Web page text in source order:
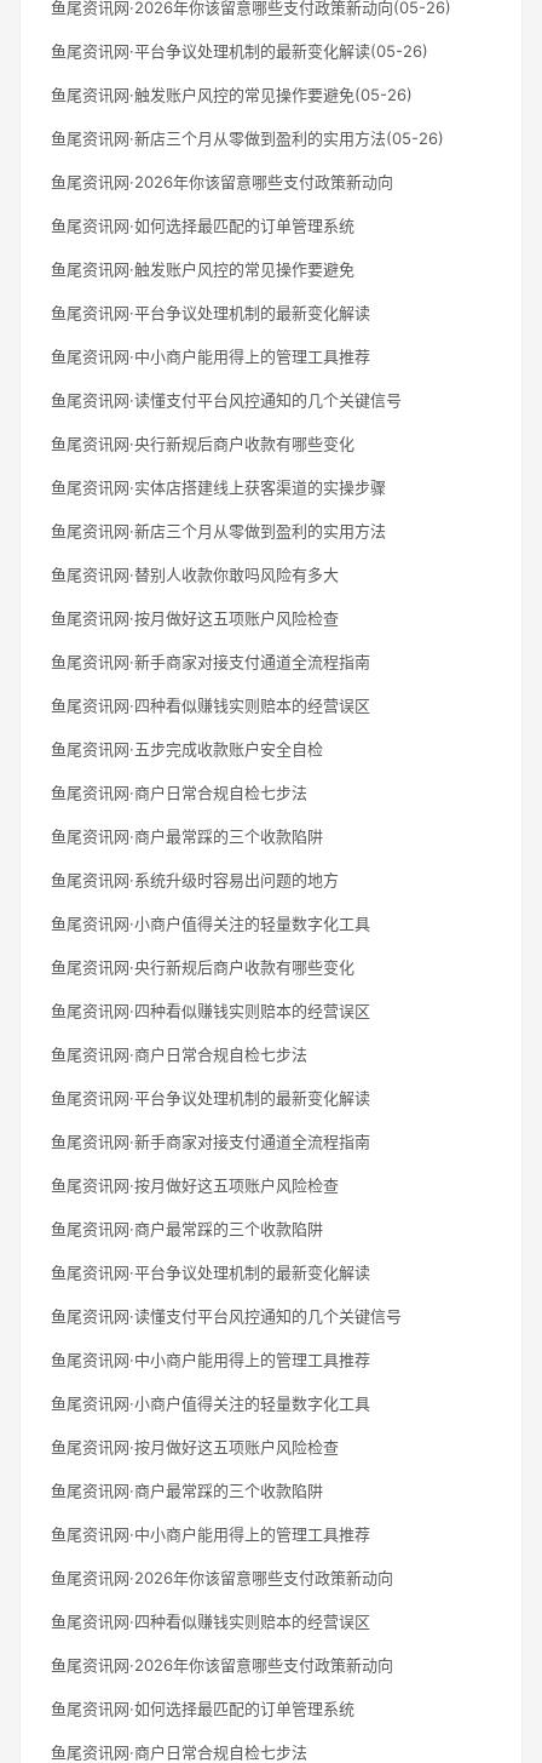
鱼尾资讯网·2026年你该留意哪些支付政策新动向(05-26)
鱼尾资讯网·平台争议处理机制的最新变化解读(05-26)
鱼尾资讯网·触发账户风控的常见操作要避免(05-26)
鱼尾资讯网·新店三个月从零做到盈利的实用方法(05-26)
鱼尾资讯网·2026年你该留意哪些支付政策新动向
鱼尾资讯网·如何选择最匹配的订单管理系统
鱼尾资讯网·触发账户风控的常见操作要避免
鱼尾资讯网·平台争议处理机制的最新变化解读
鱼尾资讯网·中小商户能用得上的管理工具推荐
鱼尾资讯网·读懂支付平台风控通知的几个关键信号
鱼尾资讯网·央行新规后商户收款有哪些变化
鱼尾资讯网·实体店搭建线上获客渠道的实操步骤
鱼尾资讯网·新店三个月从零做到盈利的实用方法
鱼尾资讯网·替别人收款你敢吗风险有多大
鱼尾资讯网·按月做好这五项账户风险检查
鱼尾资讯网·新手商家对接支付通道全流程指南
鱼尾资讯网·四种看似赚钱实则赔本的经营误区
鱼尾资讯网·五步完成收款账户安全自检
鱼尾资讯网·商户日常合规自检七步法
鱼尾资讯网·商户最常踩的三个收款陷阱
鱼尾资讯网·系统升级时容易出问题的地方
鱼尾资讯网·小商户值得关注的轻量数字化工具
鱼尾资讯网·央行新规后商户收款有哪些变化
鱼尾资讯网·四种看似赚钱实则赔本的经营误区
鱼尾资讯网·商户日常合规自检七步法
鱼尾资讯网·平台争议处理机制的最新变化解读
鱼尾资讯网·新手商家对接支付通道全流程指南
鱼尾资讯网·按月做好这五项账户风险检查
鱼尾资讯网·商户最常踩的三个收款陷阱
鱼尾资讯网·平台争议处理机制的最新变化解读
鱼尾资讯网·读懂支付平台风控通知的几个关键信号
鱼尾资讯网·中小商户能用得上的管理工具推荐
鱼尾资讯网·小商户值得关注的轻量数字化工具
鱼尾资讯网·按月做好这五项账户风险检查
鱼尾资讯网·商户最常踩的三个收款陷阱
鱼尾资讯网·中小商户能用得上的管理工具推荐
鱼尾资讯网·2026年你该留意哪些支付政策新动向
鱼尾资讯网·四种看似赚钱实则赔本的经营误区
鱼尾资讯网·2026年你该留意哪些支付政策新动向
鱼尾资讯网·如何选择最匹配的订单管理系统
鱼尾资讯网·商户日常合规自检七步法